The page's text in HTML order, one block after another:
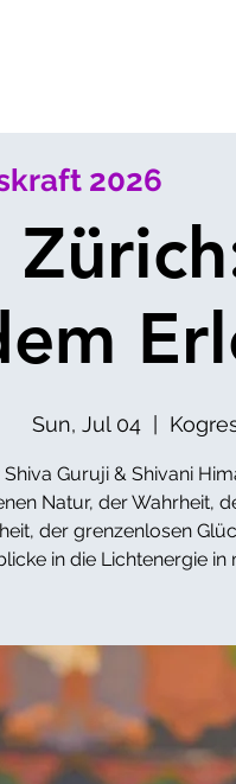
Sun, Jul 04
  |
Shiva Guruji & Shivani
Natur, der Wahrheit,
der grenzenlosen
in die Lichtenergie
2026